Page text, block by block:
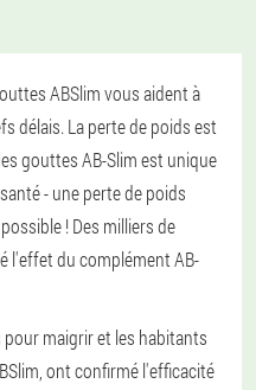
ABSlim vous aident à
délais. La perte de poids est
gouttes AB-Slim est unique
- une perte de poids
! Des milliers de
l'effet du complément AB-
maigrir et les habitants
ont confirmé l'efficacité